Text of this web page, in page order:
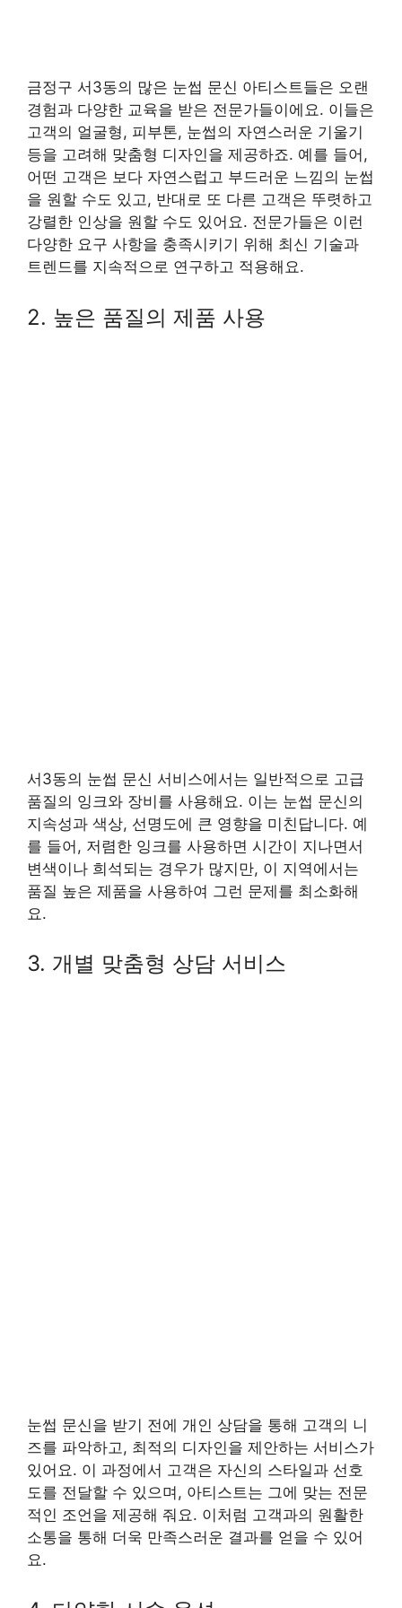
금정구 서3동의 많은 눈썹 문신 아티스트들은 오랜
경험과 다양한 교육을 받은 전문가들이에요. 이들은
고객의 얼굴형, 피부톤, 눈썹의 자연스러운 기울기
등을 고려해 맞춤형 디자인을 제공하죠. 예를 들어,
어떤 고객은 보다 자연스럽고 부드러운 느낌의 눈썹
을 원할 수도 있고, 반대로 또 다른 고객은 뚜렷하고
강렬한 인상을 원할 수도 있어요. 전문가들은 이런
다양한 요구 사항을 충족시키기 위해 최신 기술과
트렌드를 지속적으로 연구하고 적용해요.
2. 높은 품질의 제품 사용
서3동의 눈썹 문신 서비스에서는 일반적으로 고급
품질의 잉크와 장비를 사용해요. 이는 눈썹 문신의
지속성과 색상, 선명도에 큰 영향을 미친답니다. 예
를 들어, 저렴한 잉크를 사용하면 시간이 지나면서
변색이나 희석되는 경우가 많지만, 이 지역에서는
품질 높은 제품을 사용하여 그런 문제를 최소화해
요.
3. 개별 맞춤형 상담 서비스
눈썹 문신을 받기 전에 개인 상담을 통해 고객의 니
즈를 파악하고, 최적의 디자인을 제안하는 서비스가
있어요. 이 과정에서 고객은 자신의 스타일과 선호
도를 전달할 수 있으며, 아티스트는 그에 맞는 전문
적인 조언을 제공해 줘요. 이처럼 고객과의 원활한
소통을 통해 더욱 만족스러운 결과를 얻을 수 있어
요.